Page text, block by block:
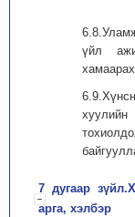
үйл
7 дугаар
арга, хэлбэр